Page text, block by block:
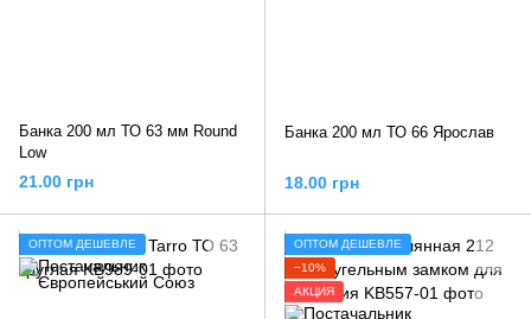
Банка 200 мл ТО 63 мм Round
Low
21.00 грн
Банка 200 мл ТО 66 Ярослав
18.00 грн
ОПТОМ ДЕШЕВЛЕ
ОПТОМ ДЕШЕВЛЕ
−10%
АКЦИЯ